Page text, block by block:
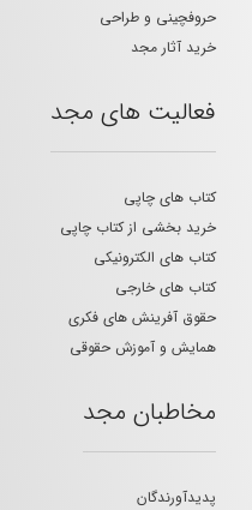
حروفچینی و طراحی
خرید آثار مجد
فعالیت های مجد
کتاب های چاپی
خرید بخشی از کتاب چاپی
کتاب های الکترونیکی
کتاب های خارجی
حقوق آفرینش های فکری
همایش و آموزش حقوقی
مخاطبان مجد
پدیدآورندگان